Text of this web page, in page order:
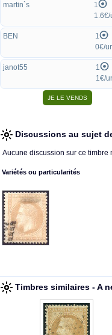
martin`s
1
1.6€/
BEN
1
0€/
janot55
1
1€/
Discussions au sujet
Aucune discussion sur ce timbre
Variétés ou particularités
Timbres similaires - A